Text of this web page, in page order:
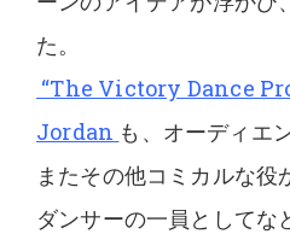
た。
“The Victory Dance
Jordan も、オーディエ
またその他コミカルな役
ダンサーの一員としてな